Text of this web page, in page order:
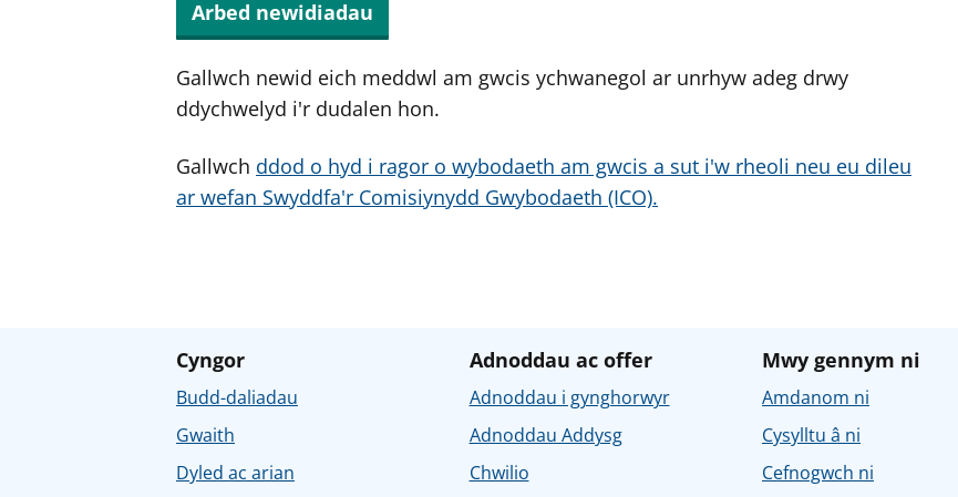
Arbed newidiadau
Gallwch newid eich meddwl am gwcis ychwanegol ar unrhyw adeg drwy
ddychwelyd i'r dudalen hon.
Gallwch ddod o hyd i ragor o wybodaeth am gwcis a sut i'w rheoli neu eu dileu
ar wefan Swyddfa'r Comisiynydd Gwybodaeth (ICO).
Cyngor
Budd-daliadau
Gwaith
Dyled ac arian
Adnoddau ac offer
Adnoddau i gynghorwyr
Adnoddau Addysg
Chwilio
Mwy gennym ni
Amdanom ni
Cysylltu â ni
Cefnogwch ni